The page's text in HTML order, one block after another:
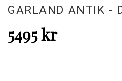
GARLAND ANTIK -
5495 kr